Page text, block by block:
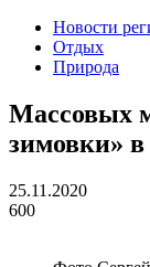
Новости
Отдых
Природа
Массовых
зимовки» в
25.11.2020
600